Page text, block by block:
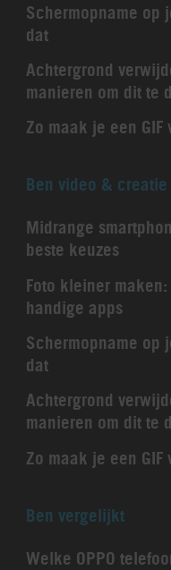
Schermopname op
dat
Achtergrond
manieren om dit te
Zo maak je een GIF
Ben video & creatie
Midrange
beste keuzes
Foto kleiner
handige apps
Schermopname op
dat
Achtergrond
manieren om dit te
Zo maak je een GIF
Ben vergelijkt
Welke OPPO